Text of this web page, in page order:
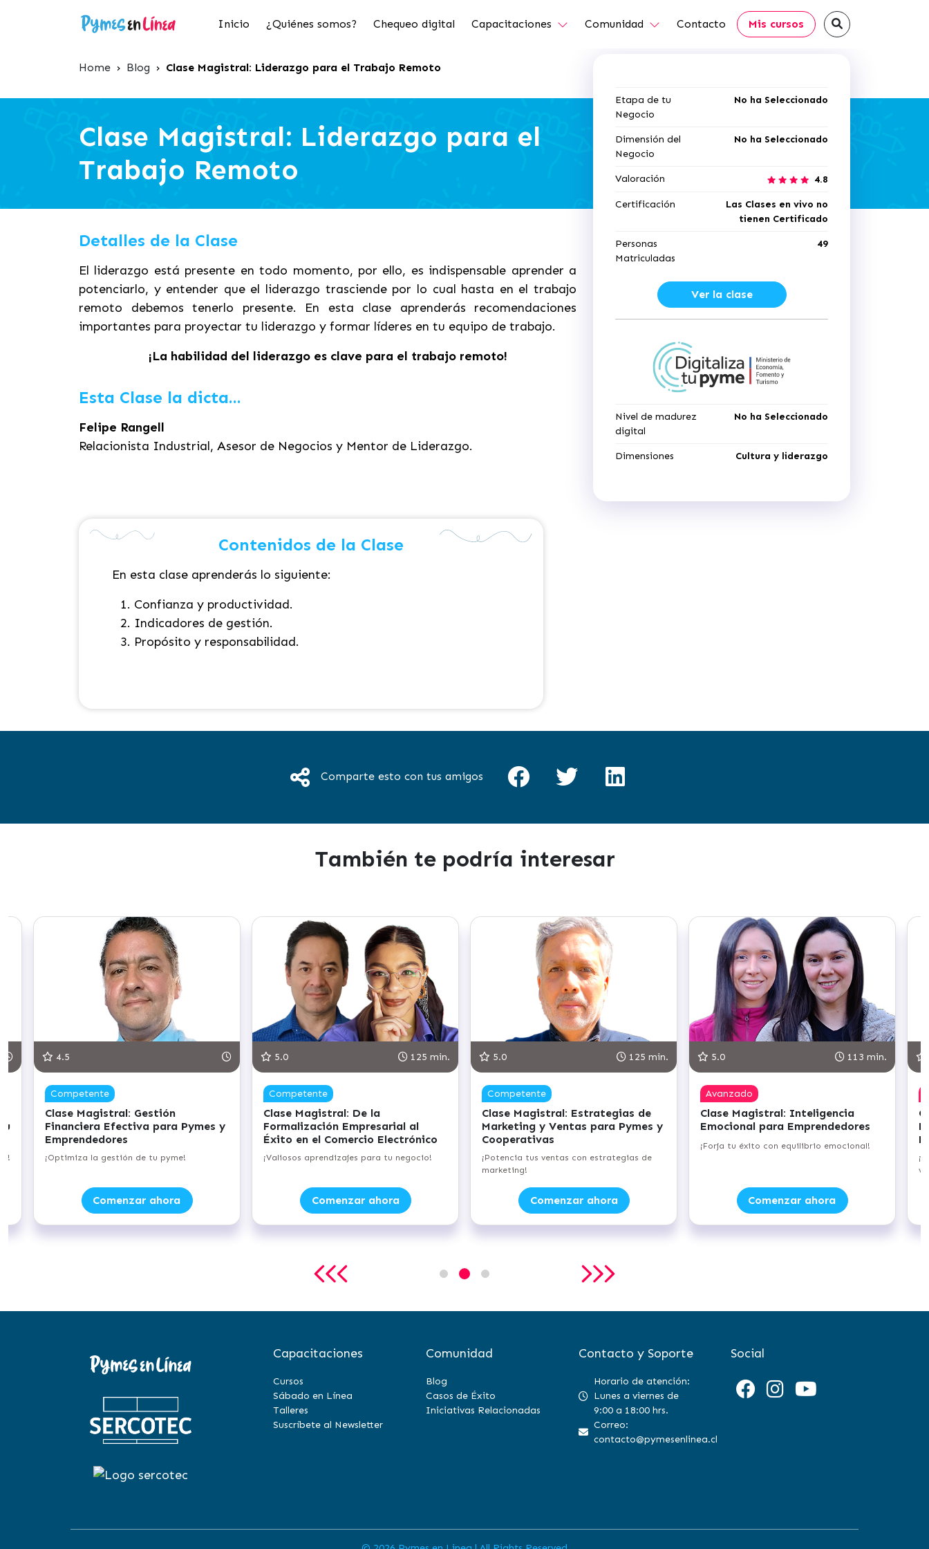
Inicio ¿Quiénes somos? Chequeo digital Capacitaciones Comunidad Contacto Mis cursos
Home › Blog › Clase Magistral: Liderazgo para el Trabajo Remoto
Clase Magistral: Liderazgo para el
Trabajo Remoto
Etapa de tu
Negocio
No ha Seleccionado
Dimensión del
Negocio
No ha Seleccionado
Valoración 4.8
Certificación
Las Clases en vivo no
tienen Certificado
Personas
Matriculadas
49
Ver la clase
Nivel de madurez
digital
No ha Seleccionado
Dimensiones Cultura y liderazgo
Detalles de la Clase
El liderazgo está presente en todo momento, por ello, es indispensable aprender a
potenciarlo, y entender que el liderazgo trasciende por lo cual hasta en el trabajo
remoto debemos tenerlo presente. En esta clase aprenderás recomendaciones
importantes para proyectar tu liderazgo y formar líderes en tu equipo de trabajo.
¡La habilidad del liderazgo es clave para el trabajo remoto!
Esta Clase la dicta...
Felipe Rangell
Relacionista Industrial, Asesor de Negocios y Mentor de Liderazgo.
Contenidos de la Clase
En esta clase aprenderás lo siguiente:
Confianza y productividad.
Indicadores de gestión.
Propósito y responsabilidad.
Comparte esto con tus amigos
También te podría interesar
4.5
Competente
Clase Magistral: Gestión
Financiera Efectiva para Pymes y
Emprendedores
¡Optimiza la gestión de tu pyme!
Comenzar ahora
5.0 125 min.
Competente
Clase Magistral: De la
Formalización Empresarial al
Éxito en el Comercio Electrónico
¡Valiosos aprendizajes para tu negocio!
Comenzar ahora
5.0 125 min.
Competente
Clase Magistral: Estrategias de
Marketing y Ventas para Pymes y
Cooperativas
¡Potencia tus ventas con estrategias de
marketing!
Comenzar ahora
5.0 113 min.
Avanzado
Clase Magistral: Inteligencia
Emocional para Emprendedores
¡Forja tu éxito con equilibrio emocional!
Comenzar ahora
Capacitaciones
Cursos
Sábado en Línea
Talleres
Suscríbete al Newsletter
Comunidad
Blog
Casos de Éxito
Iniciativas Relacionadas
Contacto y Soporte
Horario de atención:
Lunes a viernes de
9:00 a 18:00 hrs.
Correo:
contacto@pymesenlinea.cl
Social